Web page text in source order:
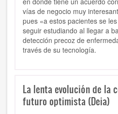
vías de negocio muy
pues «a estos pacientes se
seguir estudiando al llegar a
detección precoz de
través de su tecnología.
La lenta evolución de la
futuro optimista (Deia)